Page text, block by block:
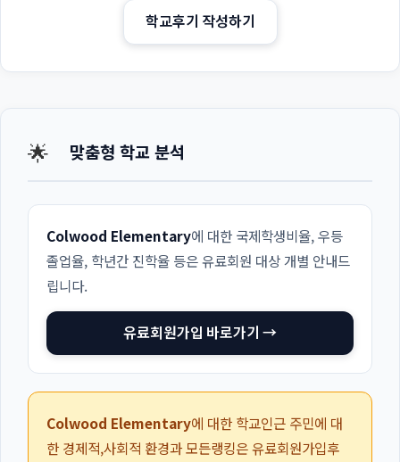
학교후기 작성하기
🌟 맞춤형 학교 분석
Colwood Elementary에 대한 국제학생비율, 우등
졸업율, 학년간 진학율 등은 유료회원 대상 개별 안내드
립니다.
유료회원가입 바로가기 →
Colwood Elementary에 대한 학교인근 주민에 대
한 경제적,사회적 환경과 모든랭킹은 유료회원가입후